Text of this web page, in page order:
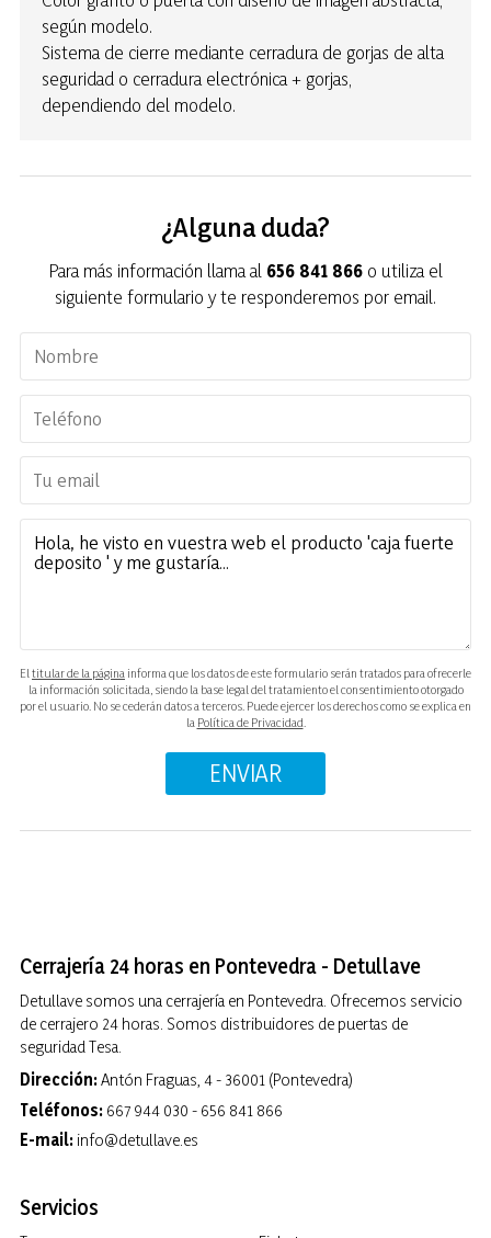
según modelo.
Sistema de cierre mediante cerradura de gorjas de alta
seguridad o cerradura electrónica + gorjas,
dependiendo del modelo.
¿Alguna duda?
Para más información llama al 656 841 866o utiliza el
siguiente formulario y te responderemos por email.
Eltitular de la página informa que los datos de este formulario serán tratados para ofrecerle
la información solicitada, siendo la base legal del tratamiento el consentimiento otorgado
por el usuario. No se cederán datos a terceros. Puede ejercer los derechos como se explica en
la Política de Privacidad.
Cerrajería 24 horas en Pontevedra - Detullave
Detullave somos una cerrajería en Pontevedra. Ofrecemos servicio
de cerrajero 24 horas. Somos distribuidores de puertas de
seguridad Tesa.
Dirección:Antón Fraguas, 4 - 36001 (Pontevedra)
Teléfonos: 667 944 030 - 656 841 866
E-mail: info@detullave.es
Servicios